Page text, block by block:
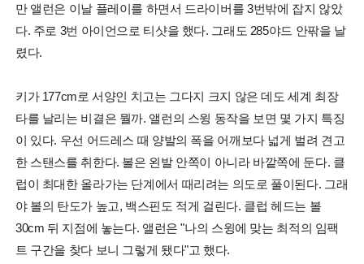
만 앨런은 이날 플레이를 하면서 드라이버를 3번밖에 잡지 않았
다. 주로 3번 아이언으로 티샷을 했다. 그래도 285야드 안팎을 날
렸다.
키가 177cm로 서양인 치고는 그다지 크지 않은 데도 세계 최장
타를 날리는 비결은 뭘까. 앨런의 스윙 동작을 보면 몇 가지 특징
이 있다. 우선 어드레스 때 양발의 폭을 어깨보다 넓게 벌려 견고
한 스탠스를 취한다. 볼은 왼발 안쪽이 아니라 바깥쪽에 둔다. 클
럽이 최대한 올라가는 단계에서 때리려는 의도로 풀이된다. 그래
야 볼의 탄도가 높고, 백스핀도 적게 걸린다. 클럽 헤드는 볼
30cm 뒤 지점에 놓는다. 앨런은 "나의 스윙에 맞는 최적의 임팩
트 구간을 찾다 보니 그렇게 됐다"고 했다.